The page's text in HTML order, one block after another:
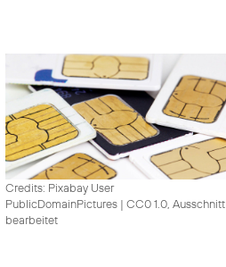
Credits: Pixabay User
PublicDomainPictures | CC0 1.0, Ausschnitt
bearbeitet